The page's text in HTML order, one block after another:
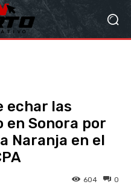
echar las
en Sonora por
Naranja en el
0
604